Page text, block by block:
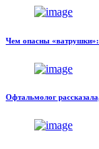
Чем опасны «ватрушки»:
Офтальмолог